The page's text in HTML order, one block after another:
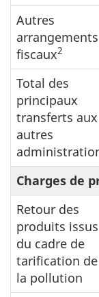
Autres
arrangements
fiscaux2
Total des
principaux
transferts aux
autres
Charges de
Retour des
produits issus
du cadre de
tarification de
la pollution